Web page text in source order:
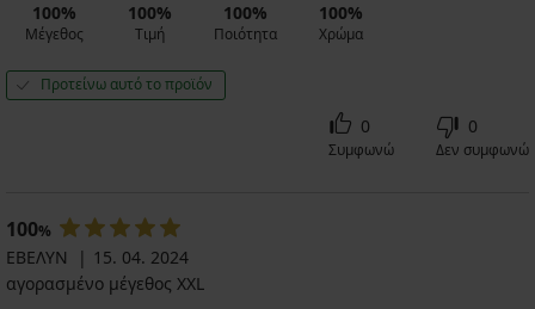
100%
Μέγεθος
100%
Τιμή
100%
Ποιότητα
100%
Χρώμα
Προτείνω αυτό το προϊόν
0
Συμφωνώ
0
Δεν συμφωνώ
100%
ΕΒΕΛΥΝ
15. 04. 2024
αγορασμένο μέγεθος XXL